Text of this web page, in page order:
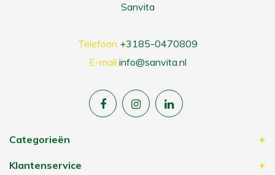
Sanvita
Telefoon +3185-0470809
E-mail info@sanvita.nl
Categorieën
Klantenservice